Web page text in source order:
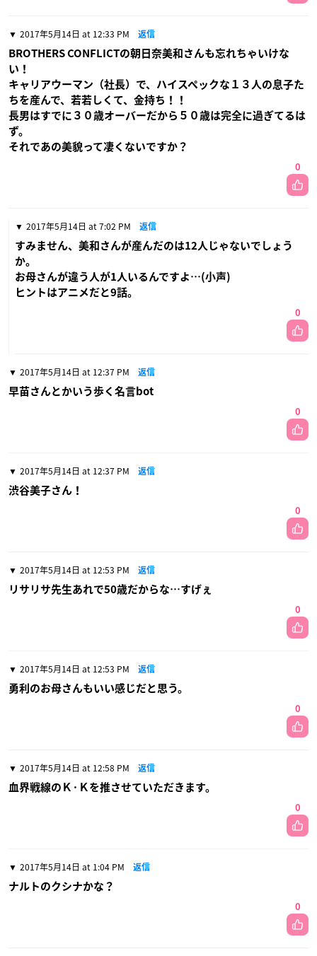
2017年5月14日 at 12:33 PM 返信
BROTHERS CONFLICTの朝日奈美和さんも忘れちゃいけな
い！
キャリアウーマン（社長）で、ハイスペックな１３人の息子た
ちを産んで、若若しくて、金持ち！！
長男はすでに３０歳オーバーだから５０歳は完全に過ぎてるは
ず。
それであの美貌って凄くないですか？
0
2017年5月14日 at 7:02 PM 返信
すみません、美和さんが産んだのは12人じゃないでしょう
か。
お母さんが違う人が1人いるんですよ…(小声)
ヒントはアニメだと9話。
0
2017年5月14日 at 12:37 PM 返信
早苗さんとかいう歩く名言bot
0
2017年5月14日 at 12:37 PM 返信
渋谷美子さん！
0
2017年5月14日 at 12:53 PM 返信
リサリサ先生あれで50歳だからな…すげぇ
0
2017年5月14日 at 12:53 PM 返信
勇利のお母さんもいい感じだと思う。
0
2017年5月14日 at 12:58 PM 返信
血界戦線のＫ·Ｋを推させていただきます。
0
2017年5月14日 at 1:04 PM 返信
ナルトのクシナかな？
0